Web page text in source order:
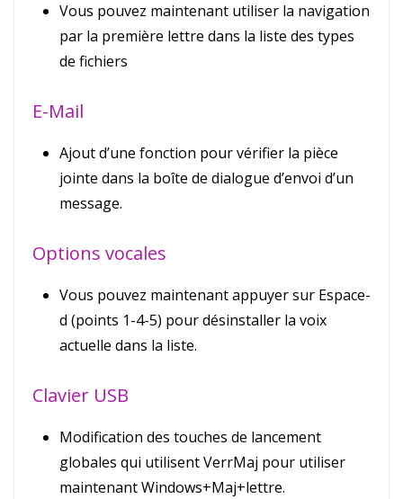
Vous pouvez maintenant utiliser la navigation
par la première lettre dans la liste des types
de fichiers
E-Mail
Ajout d’une fonction pour vérifier la pièce
jointe dans la boîte de dialogue d’envoi d’un
message.
Options vocales
Vous pouvez maintenant appuyer sur Espace-
d (points 1-4-5) pour désinstaller la voix
actuelle dans la liste.
Clavier USB
Modification des touches de lancement
globales qui utilisent VerrMaj pour utiliser
maintenant Windows+Maj+lettre.